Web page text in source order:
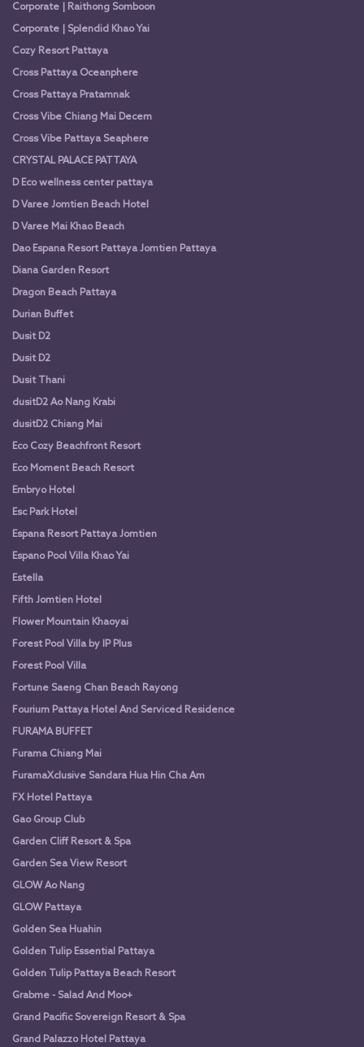
Corporate | Raithong Somboon
Corporate | Splendid Khao Yai
Cozy Resort Pattaya
Cross Pattaya Oceanphere
Cross Pattaya Pratamnak
Cross Vibe Chiang Mai Decem
Cross Vibe Pattaya Seaphere
CRYSTAL PALACE PATTAYA
D Eco wellness center pattaya
D Varee Jomtien Beach Hotel
D Varee Mai Khao Beach
Dao Espana Resort Pattaya Jomtien Pattaya
Diana Garden Resort
Dragon Beach Pattaya
Durian Buffet
Dusit D2
Dusit D2
Dusit Thani
dusitD2 Ao Nang Krabi
dusitD2 Chiang Mai
Eco Cozy Beachfront Resort
Eco Moment Beach Resort
Embryo Hotel
Esc Park Hotel
Espana Resort Pattaya Jomtien
Espano Pool Villa Khao Yai
Estella
Fifth Jomtien Hotel
Flower Mountain Khaoyai
Forest Pool Villa by IP Plus
Forest Pool Villa
Fortune Saeng Chan Beach Rayong
Fourium Pattaya Hotel And Serviced Residence
FURAMA BUFFET
Furama Chiang Mai
FuramaXclusive Sandara Hua Hin Cha Am
FX Hotel Pattaya
Gao Group Club
Garden Cliff Resort & Spa
Garden Sea View Resort
GLOW Ao Nang
GLOW Pattaya
Golden Sea Huahin
Golden Tulip Essential Pattaya
Golden Tulip Pattaya Beach Resort
Grabme - Salad And Moo+
Grand Pacific Sovereign Resort & Spa
Grand Palazzo Hotel Pattaya